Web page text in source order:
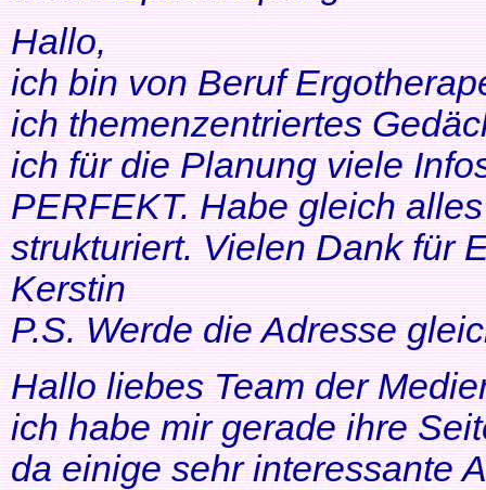
Hallo,
ich bin von Beruf
ich themenzentriertes
ich für die Planung viele
PERFEKT. Habe gleich
strukturiert. Vielen Dank für
Kerstin
P.S. Werde die Adresse
Hallo liebes Team der
ich habe mir gerade ihre
da einige sehr interessante